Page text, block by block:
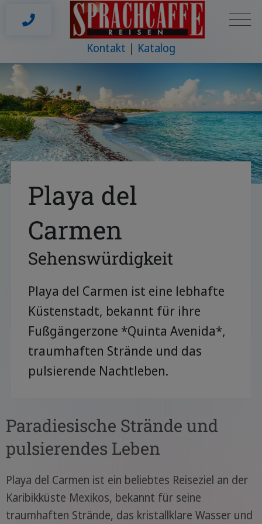
Kontakt Katalog
Playa del
Carmen
Sehenswürdigkeit
Playa del Carmen ist eine lebhafte
Küstenstadt, bekannt für ihre
Fußgängerzone *Quinta Avenida*,
traumhaften Strände und das
pulsierende Nachtleben.
Paradiesische Strände und
pulsierendes Leben
Playa del Carmen ist ein beliebtes Reiseziel an der
Karibikküste Mexikos, bekannt für seine
traumhaften Strände, das kristallklare Wasser und